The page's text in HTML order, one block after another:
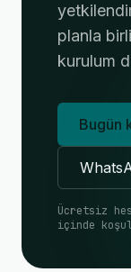
planla
kurulum
Bugün
Ücretsiz
içinde